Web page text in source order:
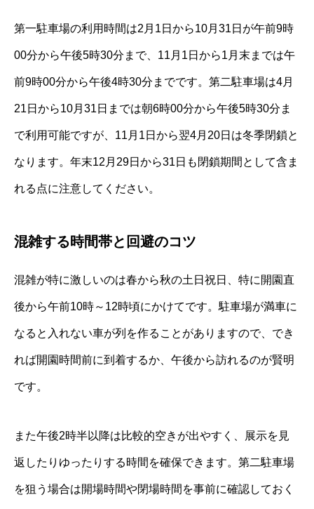
第一駐車場の利用時間は2月1日から10月31日が午前9時
00分から午後5時30分まで、11月1日から1月末までは午
前9時00分から午後4時30分までです。第二駐車場は4月
21日から10月31日までは朝6時00分から午後5時30分ま
で利用可能ですが、11月1日から翌4月20日は冬季閉鎖と
なります。年末12月29日から31日も閉鎖期間として含ま
れる点に注意してください。
混雑する時間帯と回避のコツ
混雑が特に激しいのは春から秋の土日祝日、特に開園直
後から午前10時～12時頃にかけてです。駐車場が満車に
なると入れない車が列を作ることがありますので、でき
れば開園時間前に到着するか、午後から訪れるのが賢明
です。
また午後2時半以降は比較的空きが出やすく、展示を見
返したりゆったりする時間を確保できます。第二駐車場
を狙う場合は開場時間や閉場時間を事前に確認しておく